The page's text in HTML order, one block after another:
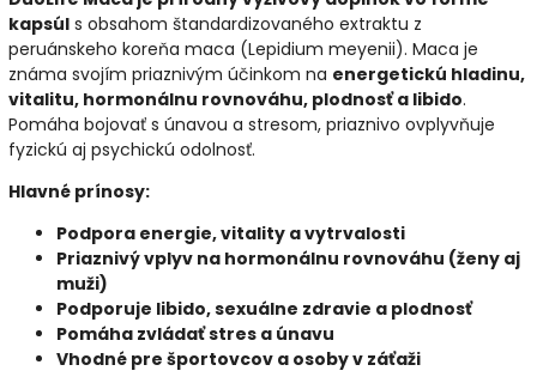
kapsúl s obsahom štandardizovaného extraktu z
peruánskeho koreňa maca (Lepidium meyenii). Maca je
známa svojím priaznivým účinkom na energetickú hladinu,
vitalitu, hormonálnu rovnováhu, plodnosť a libido.
Pomáha bojovať s únavou a stresom, priaznivo ovplyvňuje
fyzickú aj psychickú odolnosť.
Hlavné prínosy:
Podpora energie, vitality a vytrvalosti
Priaznivý vplyv na hormonálnu rovnováhu (ženy aj
muži)
Podporuje libido, sexuálne zdravie a plodnosť
Pomáha zvládať stres a únavu
Vhodné pre športovcov a osoby v záťaži